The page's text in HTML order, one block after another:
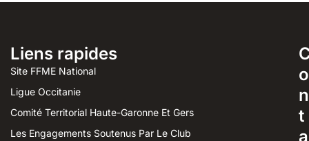
Liens rapides
Site FFME National
Ligue Occitanie
Comité Territorial Haute-Garonne Et Gers
Les Engagements Soutenus Par Le Club
o
n
t
a